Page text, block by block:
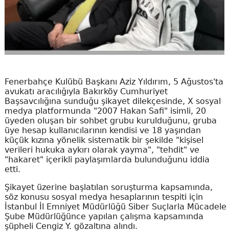
Fenerbahçe Kulübü Başkanı Aziz Yıldırım, 5 Ağustos'ta
avukatı aracılığıyla Bakırköy Cumhuriyet
Başsavcılığına sunduğu şikayet dilekçesinde, X sosyal
medya platformunda "2007 Hakan Safi" isimli, 20
üyeden oluşan bir sohbet grubu kurulduğunu, gruba
üye hesap kullanıcılarının kendisi ve 18 yaşından
küçük kızına yönelik sistematik bir şekilde "kişisel
verileri hukuka aykırı olarak yayma", "tehdit" ve
"hakaret" içerikli paylaşımlarda bulunduğunu iddia
etti.
Şikayet üzerine başlatılan soruşturma kapsamında,
söz konusu sosyal medya hesaplarının tespiti için
İstanbul İl Emniyet Müdürlüğü Siber Suçlarla Mücadele
Şube Müdürlüğünce yapılan çalışma kapsamında
şüpheli Cengiz Y. gözaltına alındı.